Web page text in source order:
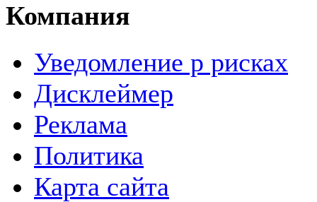
Компания
Уведомление р рисках
Дисклеймер
Реклама
Политика
Карта сайта